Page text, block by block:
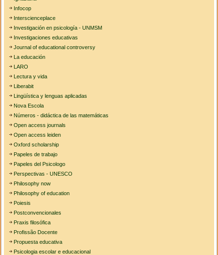
Infocop
Interscienceplace
Investigación en psicología - UNMSM
Investigaciones educativas
Journal of educational controversy
La educación
LARO
Lectura y vida
Liberabit
Lingüística y lenguas aplicadas
Nova Escola
Números - didáctica de las matemáticas
Open access journals
Open access leiden
Oxford scholarship
Papeles de trabajo
Papeles del Psicologo
Perspectivas - UNESCO
Philosophy now
Philosophy of education
Poiesis
Postconvencionales
Praxis filosófica
Profissão Docente
Propuesta educativa
Psicologia escolar e educacional